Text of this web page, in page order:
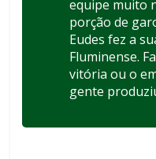
equipe muito
porção de
Eudes fez a
Fluminense.
vitória ou o
gente